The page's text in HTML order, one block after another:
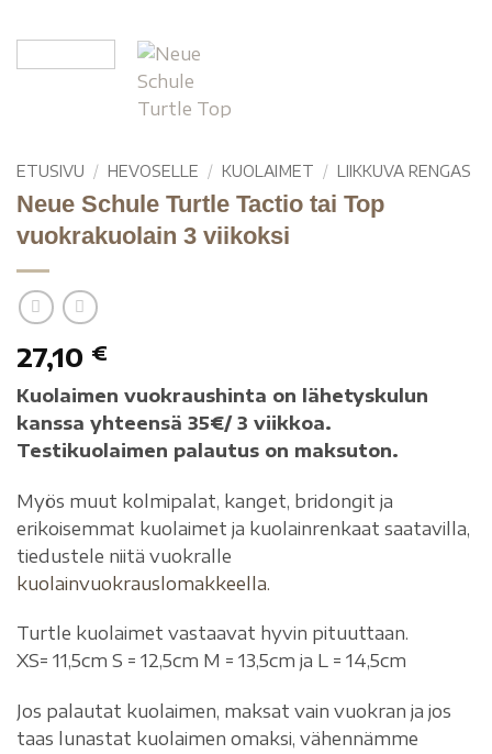
ETUSIVU / HEVOSELLE / KUOLAIMET / LIIKKUVA RENGAS
Neue Schule Turtle Tactio tai Top
vuokrakuolain 3 viikoksi
27,10 €
Kuolaimen vuokraushinta on lähetyskulun
kanssa yhteensä 35€/ 3 viikkoa.
Testikuolaimen palautus on maksuton.
Myös muut kolmipalat, kanget, bridongit ja
erikoisemmat kuolaimet ja kuolainrenkaat saatavilla,
tiedustele niitä vuokralle
kuolainvuokrauslomakkeella.
Turtle kuolaimet vastaavat hyvin pituuttaan.
XS= 11,5cm S = 12,5cm M = 13,5cm ja L = 14,5cm
Jos palautat kuolaimen, maksat vain vuokran ja jos
taas lunastat kuolaimen omaksi, vähennämme